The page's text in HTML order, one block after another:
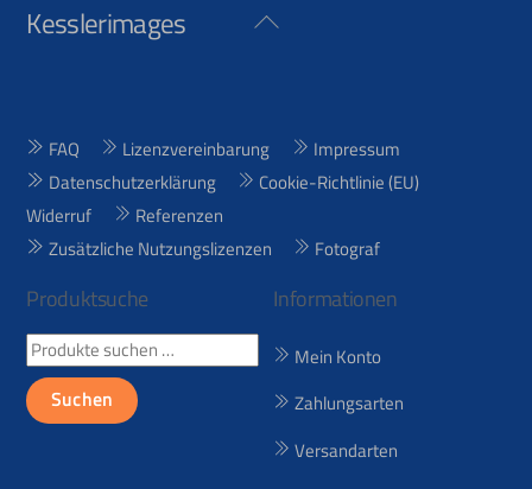
Back
Kesslerimages
FAQ Lizenzvereinbarung
Impressum
Datenschutzerklärung
Cookie-Richtlinie (EU)
Widerruf
Referenzen
Zusätzliche Nutzungslizenzen
Fotograf
Produktsuche
Suchen
nach:
Suchen
Informationen
Mein Konto
Zahlungsarten
Versandarten